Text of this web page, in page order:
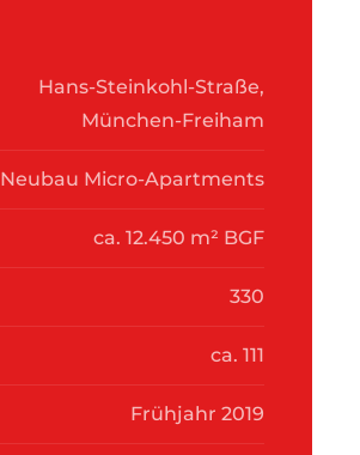
Hans-Steinkohl-Straße,
München-Freiham
Neubau Micro-Apartments
ca. 12.450 m² BGF
330
ca. 111
Frühjahr 2019